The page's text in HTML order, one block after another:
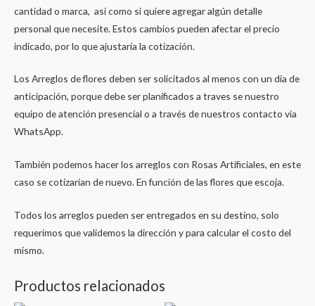
cantidad o marca, asi como si quiere agregar algún detalle
personal que necesite. Estos cambios pueden afectar el precio
indicado, por lo que ajustaría la cotización.
Los Arreglos de flores deben ser solicitados al menos con un día de
anticipación, porque debe ser planificados a traves se nuestro
equipo de atención presencial o a través de nuestros contacto via
WhatsApp.
También podemos hacer los arreglos con Rosas Artificiales, en este
caso se cotizarían de nuevo. En función de las flores que escoja.
Todos los arreglos pueden ser entregados en su destino, solo
requerimos que validemos la dirección y para calcular el costo del
mismo.
Productos relacionados